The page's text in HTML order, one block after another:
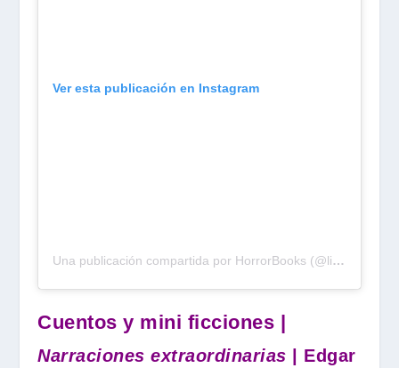
Ver esta publicación en Instagram
Una publicación compartida por HorrorBooks (@librosdeterror)
Cuentos y mini ficciones |
Narraciones extraordinarias | Edgar